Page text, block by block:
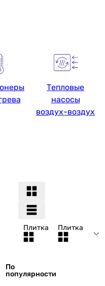
Тепловые
насосы
воздух-воздух
По
популярности
Плитка Плитка